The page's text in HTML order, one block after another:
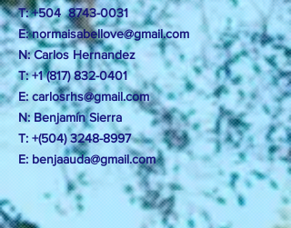
T: +5048743-0031
E:normaisabellove@gmail.com
N: Carlos Hernandez
T:+1 (817) 832-0401
E:carlosrhs@gmail.com
N:BenjamínSierra
T: +(504)3248-8997
E: benjaauda@gmail.com